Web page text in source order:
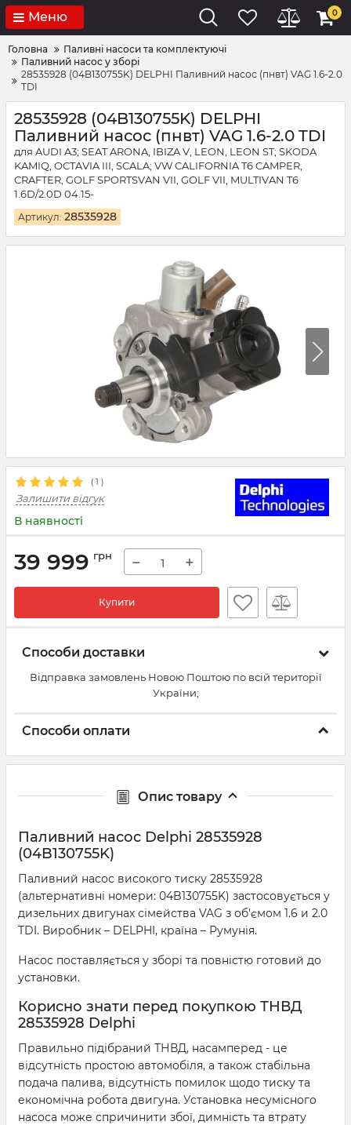
Меню 0
Головна
Паливні насоси та комплектуючі
Паливний насос у зборі
28535928 (04B130755K) DELPHI Паливний насос (пнвт) VAG 1.6-2.0
TDI
28535928 (04B130755K) DELPHI
Паливний насос (пнвт) VAG 1.6-2.0 TDI
для AUDI A3; SEAT ARONA, IBIZA V, LEON, LEON ST; SKODA
KAMIQ, OCTAVIA III, SCALA; VW CALIFORNIA T6 CAMPER,
CRAFTER, GOLF SPORTSVAN VII, GOLF VII, MULTIVAN T6
1.6D/2.0D 04.15-
Артикул: 28535928
( 1 )
Залишити відгук
В наявності
39 999 грн − +
Купити
Способи доставки
Відправка замовлень Новою Поштою по всій території
України;
Способи оплати
Опис товару
Паливний насос Delphi 28535928
(04B130755K)
Паливний насос високого тиску 28535928
(альтернативні номери: 04B130755K) застосовується у
дизельних двигунах сімейства VAG з об'ємом 1.6 и 2.0
TDI. Виробник – DELPHI, країна – Румунія.
Насос поставляється у зборі та повністю готовий до
установки.
Корисно знати перед покупкою ТНВД
28535928 Delphi
Правильно підібраний ТНВД, насамперед - це
відсутність простою автомобіля, а також стабільна
подача палива, відсутність помилок щодо тиску та
економічна робота двигуна. Установка несумісного
насоса може спричинити збої, димність та втрату